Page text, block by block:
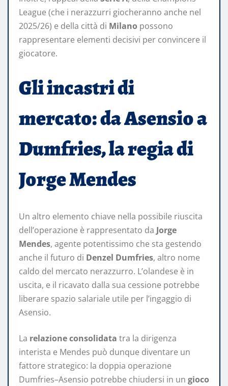
League (che i nerazzurri giocheranno anche nel
2025/26) e della città di Milano possono
rappresentare elementi decisivi per convincere il
giocatore.
Gli incastri di
mercato: da Asensio a
Dumfries, la regia di
Jorge Mendes
Un altro elemento chiave nella possibile riuscita
dell’operazione è rappresentato da Jorge
Mendes, agente potentissimo che sta gestendo
anche il futuro di Denzel Dumfries, altro nome
caldo del mercato nerazzurro. L’olandese è in
uscita, e il ricavato dalla sua cessione potrebbe
liberare spazio salariale utile per l’ingaggio di
Asensio.
La relazione consolidata tra la dirigenza
interista e Mendes può dunque diventare un
fattore strategico: la doppia operazione
Dumfries–Asensio potrebbe chiudersi in un gioco